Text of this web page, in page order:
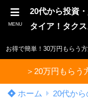
MENU
20代から投資
タイア！タク
お得で簡単！30万円もらう
＞20万円もらう
ホーム 20代か